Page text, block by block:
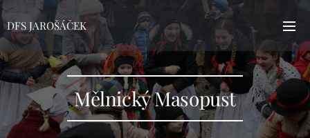
DFS JAROŠÁČEK
Mělnický Masopust